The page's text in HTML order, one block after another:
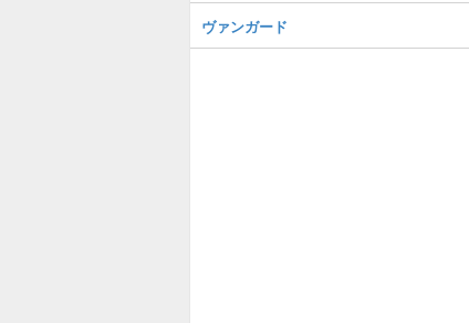
ヴァンガード